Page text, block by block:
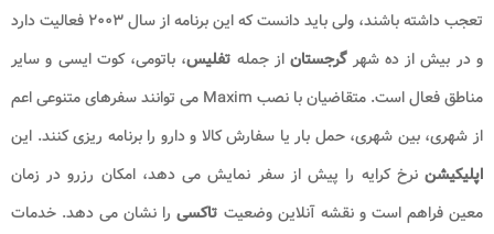
تعجب داشته باشند، ولی باید دانست که این برنامه از سال ۲۰۰۳ فعالیت دارد
و در بیش از ده شهرگرجستان از جمله تفلیس، باتومی، کوت ایسی و سایر
مناطق فعال است. متقاضیان با نصب Maxim می توانند سفرهای متنوعی اعم
از شهری، بین شهری، حمل بار یا سفارش کالا و دارو را برنامه ریزی کنند. این
اپلیکیشننرخ کرایه را پیش از سفر نمایش می دهد، امکان رزرو در زمان
معین فراهم است و نقشه آنلاین وضعیت تاکسی را نشان می دهد. خدمات